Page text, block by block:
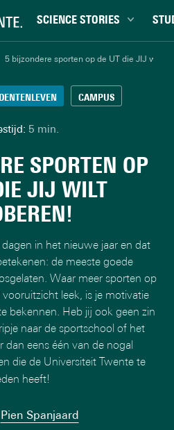
SCIENCE STORIES
Chiptechnologie
Gedrag & samenleving
Gezondheid
Natuurkunde & materialen
Robotica
Veiligheid
Master
5 bijzondere sporten op de UT die JIJ wilt
5 min.
CAMPUS
SPORTEN OP
JIJ WILT
in het nieuwe jaar en dat
de meeste goede
Waar meer sporten op
leek, is je motivatie
bekennen. Heb jij ook geen zin
naar de sportschool of het
dan eens één van de nogal
die de Universiteit Twente te
heeft!
Pien Spanjaard